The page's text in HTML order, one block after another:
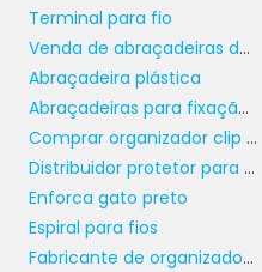
promovem uma
favorecendo a
Isso significa
desperdiçada,
contas de
meio ambiente.
de qualidade não é
segurança, mas
e economia a longo
Terminal para fio
Venda de abraçadeiras de plástico
Abraçadeira plástica
Abraçadeiras para fixação de tubos
Comprar organizador clip auto adesivo
Distribuidor protetor para mangueira
Enforca gato preto
Espiral para fios
Fabricante de organizador de fios